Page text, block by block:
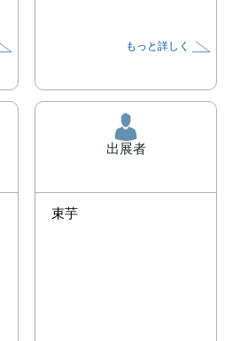
もっと詳しく
出展者
束芋